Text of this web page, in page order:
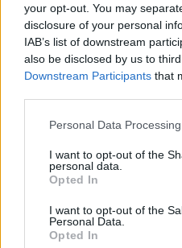
your opt-out. You may
disclosure of your personal
IAB’s list of downstream
also be disclosed by us to
Downstream Participants that
Personal Data
I want to opt-out of the
personal data.
Opted In
I want to opt-out of the
Personal Data.
Opted In
Famalicão:
jovens
BY CIDADE HOJE
Famalicão:
como
Famalicão:
Vale
1 …